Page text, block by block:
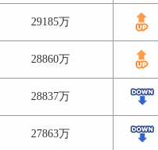
29185万
28860万
28837万
27863万